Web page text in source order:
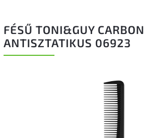
FÉSŰ TONI&GUY CARBON
ANTISZTATIKUS 06923